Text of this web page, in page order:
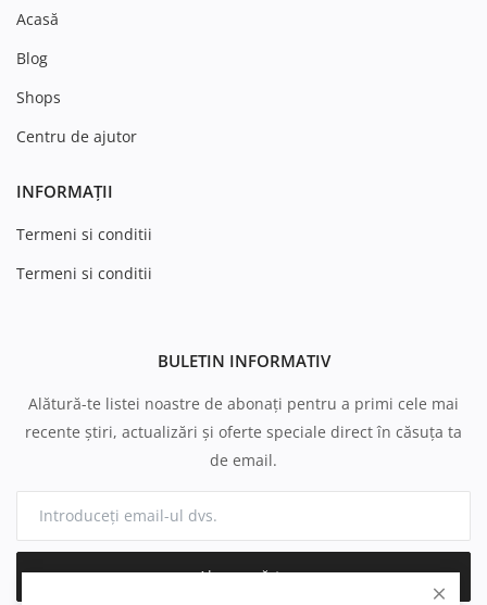
Acasă
Blog
Shops
Centru de ajutor
INFORMAȚII
Termeni si conditii
Termeni si conditii
BULETIN INFORMATIV
Alătură-te listei noastre de abonați pentru a primi cele mai
recente știri, actualizări și oferte speciale direct în căsuța ta
de email.
Abonează-te